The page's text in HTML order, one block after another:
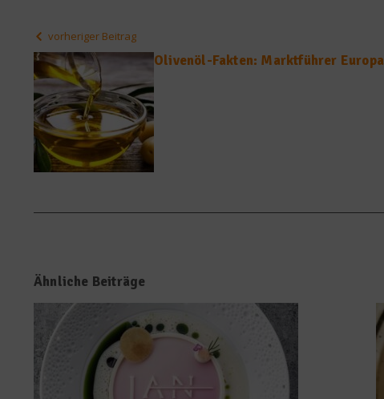
vorheriger Beitrag
Olivenöl-Fakten: Marktführer Europa
Ähnliche Beiträge